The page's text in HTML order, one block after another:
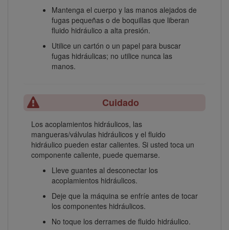
Mantenga el cuerpo y las manos alejados de
fugas pequeñas o de boquillas que liberan
fluido hidráulico a alta presión.
Utilice un cartón o un papel para buscar
fugas hidráulicas; no utilice nunca las
manos.
Cuidado
Los acoplamientos hidráulicos, las
mangueras/válvulas hidráulicos y el fluido
hidráulico pueden estar calientes. Si usted toca un
componente caliente, puede quemarse.
Lleve guantes al desconectar los
acoplamientos hidráulicos.
Deje que la máquina se enfríe antes de tocar
los componentes hidráulicos.
No toque los derrames de fluido hidráulico.